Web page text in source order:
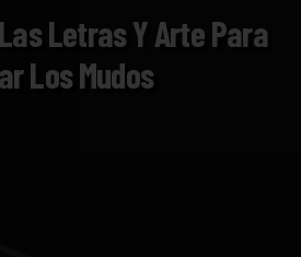
Letras Y Arte Para
Los Mudos